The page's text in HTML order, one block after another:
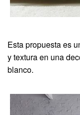
Esta propuesta es
y textura en una
blanco.